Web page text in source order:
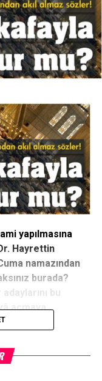
yapılmasına
Hayrettin
namazından
burada?
bu
açmaya
oluşturduğunu
hizmetkârıydı.